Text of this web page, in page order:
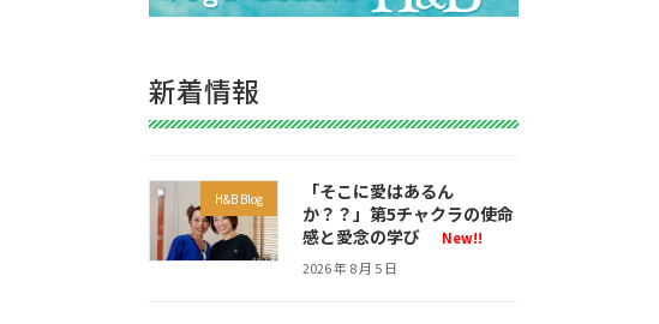
新着情報
H&B Blog
「そこに愛はあるん
か？？」第5チャクラの使命
感と愛念の学び
New!!
2026 年 8 月 5 日